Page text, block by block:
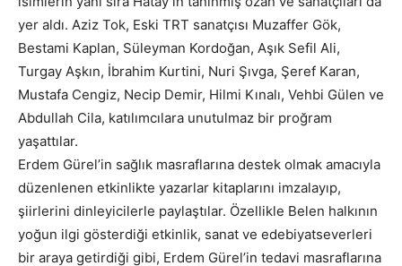
yer aldı. Aziz Tok, Eski TRT sanatçısı Muzaffer Gök,
Bestami Kaplan, Süleyman Kordoğan, Aşık Sefil Ali,
Turgay Aşkın, İbrahim Kurtini, Nuri Şıvga, Şeref Karan,
Mustafa Cengiz, Necip Demir, Hilmi Kınalı, Vehbi Gülen ve
Abdullah Cila, katılımcılara unutulmaz bir proğram
yaşattılar.
Erdem Gürel’in sağlık masraflarına destek olmak amacıyla
düzenlenen etkinlikte yazarlar kitaplarını imzalayıp,
şiirlerini dinleyicilerle paylaştılar. Özellikle Belen halkının
yoğun ilgi gösterdiği etkinlik, sanat ve edebiyatseverleri
bir araya getirdiği gibi, Erdem Gürel’in tedavi masraflarına